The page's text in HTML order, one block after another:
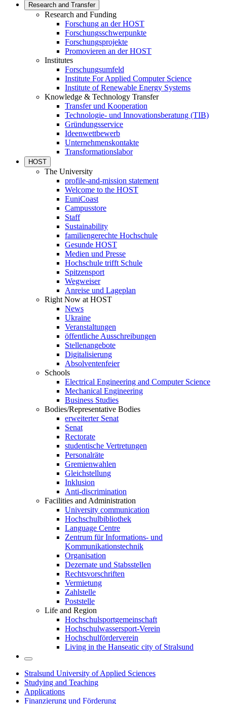
Research and Transfer
Research and Funding
Forschung an der HOST
Forschungsschwerpunkte
Forschungsprojekte
Promovieren an der HOST
Institutes
Forschungsumfeld
Institute For Applied Computer Science
Institute of Renewable Energy Systems
Knowledge & Technology Transfer
Transfer und Kooperation
Technologie- und Innovationsberatung (TIB)
Gründungsservice
Ideenwettbewerb
Unternehmenskontakte
Transformationslabor
HOST
The University
profile-and-mission statement
Welcome to the HOST
EuniCoast
Campusstore
Staff
Sustainability
familiengerechte Hochschule
Gesunde HOST
Medien und Presse
Hochschule trifft Schule
Spitzensport
Wegweiser
Anreise und Lageplan
Right Now at HOST
News
Ukraine
Veranstaltungen
öffentliche Ausschreibungen
Stellenangebote
Digitalisierung
Absolventenfeier
Schools
Electrical Engineering and Computer Science
Mechanical Engineering
Business Studies
Bodies/Representative Bodies
erweiterter Senat
Senat
Rectorate
studentische Vertretungen
Personalräte
Gremienwahlen
Gleichstellung
Inklusion
Anti-discrimination
Facilities and Administration
University communication
Hochschulbibliothek
Language Centre
Zentrum für Informations- und
Kommunikationstechnik
Organisation
Dezernate und Stabsstellen
Rechtsvorschriften
Vermietung
Zahlstelle
Poststelle
Life and Region
Hochschulsportgemeinschaft
Hochschulwassersport-Verein
Hochschulförderverein
Living in the Hanseatic city of Stralsund
Stralsund University of Applied Sciences
Studying and Teaching
Applications
Finanzierung und Förderung